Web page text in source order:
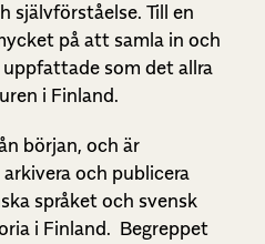
självförståelse. Till en
på att samla in och
som det allra
i Finland.
början, och är
och publicera
språket och svensk
i Finland. Begreppet